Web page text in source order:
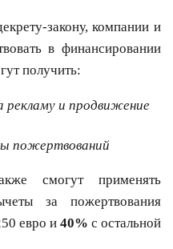
закону, компании и
в финансировании
получить:
рекламу и продвижение
пожертвований
смогут применять
за пожертвования
евро и 40% с остальной